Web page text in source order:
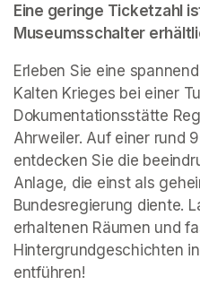
Eine geringe Ticketzahl
Museumsschalter
Erleben Sie eine
Kalten Krieges bei einer
Dokumentationsstätte
Ahrweiler. Auf einer rund
entdecken Sie die
Anlage, die einst als
Bundesregierung diente.
erhaltenen Räumen und
Hintergrundgeschichten
entführen!